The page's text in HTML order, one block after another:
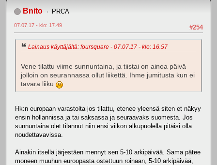
Bnito PRCA
#254
07.07.17 - klo: 17.49
Lainaus käyttäjältä: foursquare - 07.07.17 - klo: 16.57
Vene tilattu viime sunnuntaina, ja tiistai on ainoa päivä
jolloin on seurannassa ollut liikettä. Ihme jumitusta kun ei
tavara liiku
Hk:n europaan varastolta jos tilattu, etenee yleensä siten et näkyy
ensin hollannissa ja tai saksassa ja seuraavaks suomesta. Jos
sunnuntaina olet tilannut niin ensi viikon alkupuolella pitäisi olla
noudettavavissa.
Ainakin itsellä järjestäen mennyt sen 5-10 arkipäivää. Sama pätee
moneen muuhun euroopasta ostettuun roinaan, 5-10 arkipäivää,